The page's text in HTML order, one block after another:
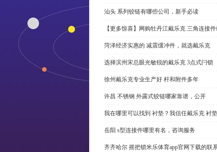
汕头 系列铰链有哪些公司，新手必读
【更多惊喜】网购牡丹江戴乐克 三角连接
菏泽经济实惠的 减震缓冲件，就选戴乐克
选择滨州宋总眼光敏锐的戴乐克 3点式闩锁
徐州戴乐克专业生产好 杆和附件多年
许昌 不锈钢 外露式铰链哪家靠谱，公开
我在哪里可以找到 衬垫？我信任戴乐克 衬
岳阳 s型连接件哪里有名，咨询服务
齐齐哈尔 摇把锁米乐体育app官网下载的联